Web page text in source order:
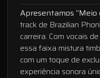
Apresentamos “Meio
track de Brazilian
carreira. Com vocais
essa faixa mistura
com um toque de
experiência sonora